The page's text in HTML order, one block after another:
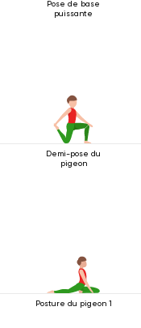
Pose de base
puissante
Demi-pose du
pigeon
Posture du pigeon 1